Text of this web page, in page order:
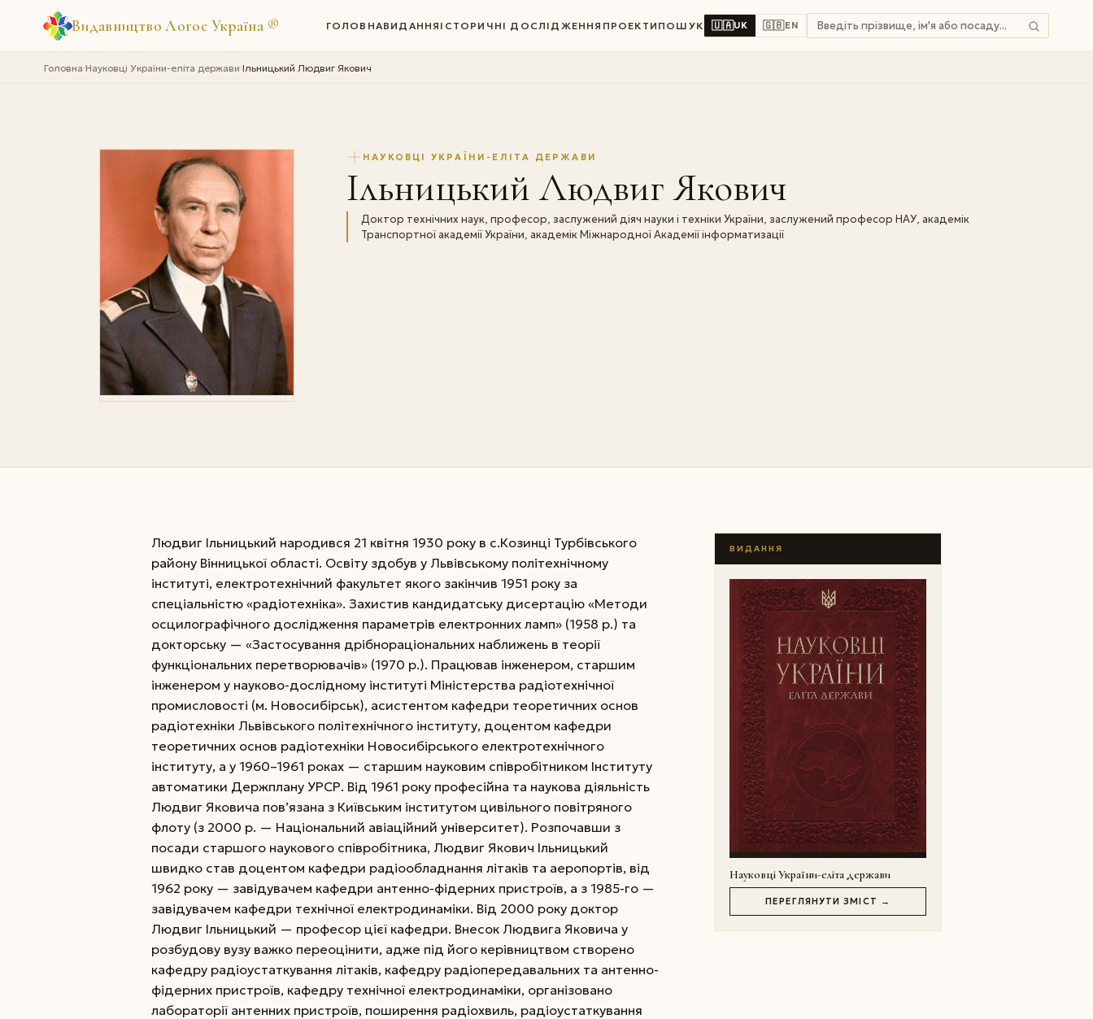
Видавництво Логос Україна ® ГОЛОВНАВИДАННЯ ІСТОРИЧНІ ДОСЛІДЖЕННЯ ПРОЕКТИ ПОШУК 🇺🇦UK 🇬🇧EN
Головна›Науковці України-еліта держави›Iльницький Людвиг Якович
НАУКОВЦІ УКРАЇНИ-ЕЛІТА ДЕРЖАВИ
Iльницький Людвиг Якович
Доктор технічних наук, професор, заслужений діяч науки і техніки України, заслужений професор НАУ, академік
Транспортної академії України, академік Міжнародної Академії інформатизації
Людвиг Ільницький народився 21 квітня 1930 року в с.Козинці Турбівського
району Вінницької області. Освіту здобув у Львівському політехнічному
інституті, електротехнічний факультет якого закінчив 1951 року за
спеціальністю «радіотехніка». Захистив кандидатську дисертацію «Методи
осцилографічного дослідження параметрів електронних ламп» (1958 р.) та
докторську — «Застосування дрібнораціональних наближень в теорії
функціональних перетворювачів» (1970 р.). Працював інженером, старшим
інженером у науково-дослідному інституті Міністерства радіотехнічної
промисловості (м. Новосибірськ), асистентом кафедри теоретичних основ
радіотехніки Львівського політехнічного інституту, доцентом кафедри
теоретичних основ радіотехніки Новосибірського електротехнічного
інституту, а у 1960–1961 роках — старшим науковим співробітником Інституту
автоматики Держплану УРСР. Від 1961 року професійна та наукова діяльність
Людвиг Яковича пов’язана з Київським інститутом цивільного повітряного
флоту (з 2000 р. — Національний авіаційний університет). Розпочавши з
посади старшого наукового співробітника, Людвиг Якович Ільницький
швидко став доцентом кафедри радіообладнання літаків та аеропортів, від
1962 року — завідувачем кафедри антенно-фідерних пристроїв, а з 1985-го —
завідувачем кафедри технічної електродинаміки. Від 2000 року доктор
Людвиг Ільницький — професор цієї кафедри. Внесок Людвига Яковича у
розбудову вузу важко переоцінити, адже під його керівництвом створено
кафедру радіоустаткування літаків, кафедру радіопередавальних та антенно-
фідерних пристроїв, кафедру технічної електродинаміки, організовано
лабораторії антенних пристроїв, поширення радіохвиль, радіоустаткування
ВИДАННЯ
Науковці України-еліта держави
ПЕРЕГЛЯНУТИ ЗМІСТ →